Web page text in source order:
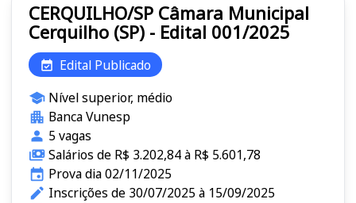
CERQUILHO/SP Câmara Municipal
Cerquilho (SP) - Edital 001/2025
Edital Publicado
Nível superior, médio
Banca Vunesp
5 vagas
Salários de R$ 3.202,84 à R$ 5.601,78
Prova dia 02/11/2025
Inscrições de 30/07/2025 à 15/09/2025